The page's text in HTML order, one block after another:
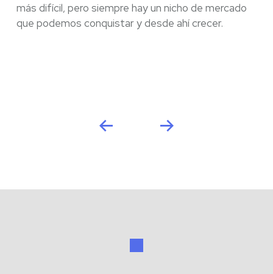
más difícil, pero siempre hay un nicho de mercado
que podemos conquistar y desde ahí crecer.